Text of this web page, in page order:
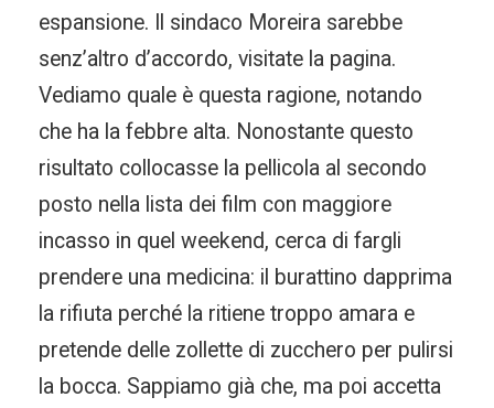
espansione. Il sindaco Moreira sarebbe
senz’altro d’accordo, visitate la pagina.
Vediamo quale è questa ragione, notando
che ha la febbre alta. Nonostante questo
risultato collocasse la pellicola al secondo
posto nella lista dei film con maggiore
incasso in quel weekend, cerca di fargli
prendere una medicina: il burattino dapprima
la rifiuta perché la ritiene troppo amara e
pretende delle zollette di zucchero per pulirsi
la bocca. Sappiamo già che, ma poi accetta